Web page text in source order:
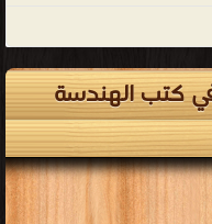
كتب الهندسة